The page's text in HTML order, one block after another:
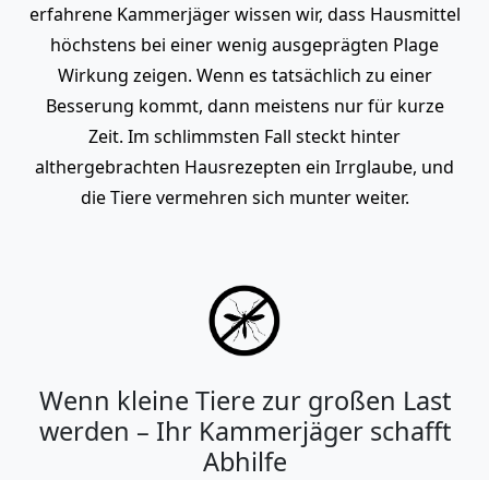
erfahrene Kammerjäger wissen wir, dass Hausmittel
höchstens bei einer wenig ausgeprägten Plage
Wirkung zeigen. Wenn es tatsächlich zu einer
Besserung kommt, dann meistens nur für kurze
Zeit. Im schlimmsten Fall steckt hinter
althergebrachten Hausrezepten ein Irrglaube, und
die Tiere vermehren sich munter weiter.
Wenn kleine Tiere zur großen Last
werden – Ihr Kammerjäger schafft
Abhilfe